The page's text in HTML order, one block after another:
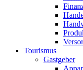
Tourismus
Gastgeber